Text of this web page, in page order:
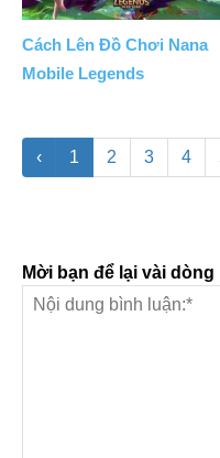
Cách Lên Đồ Chơi Nana
Mobile Legends
‹ 1 2 3 4
Mời bạn để lại vài